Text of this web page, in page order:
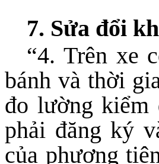
7. Sửa đổi
“4. Trên xe
bánh và thời
đo lường kiểm
phải đăng ký
của phương